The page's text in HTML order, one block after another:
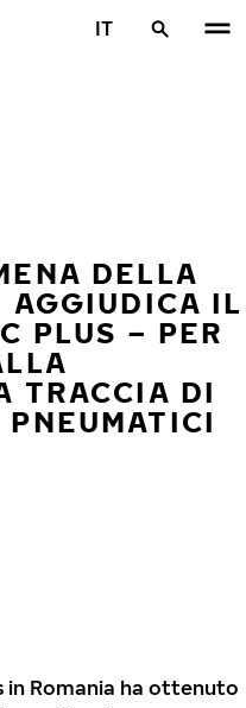
IT
DELLA
AGGIUDICA IL
PLUS – PER
TRACCIA DI
in Romania ha ottenuto